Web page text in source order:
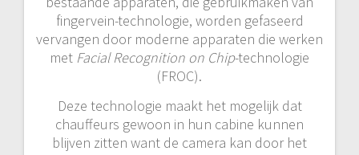
fingervein-technologie, worden gefaseerd
vervangen door moderne apparaten die werken
met Facial Recognition on Chip-technologie
(FROC).
Deze technologie maakt het mogelijk dat
chauffeurs gewoon in hun cabine kunnen
blijven zitten want de camera kan door het